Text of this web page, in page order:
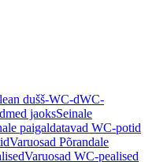
dušš-WC-dWC-
jaoksSeinale
paigaldatavad WC-potid
Varuosad Põrandale
Varuosad WC-pealised